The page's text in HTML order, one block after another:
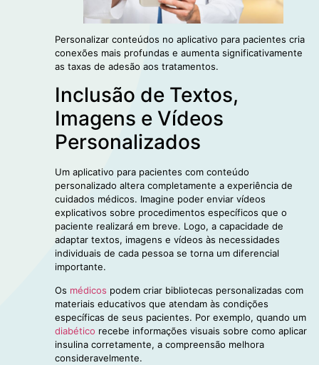
Personalizar conteúdos no aplicativo para pacientes cria
conexões mais profundas e aumenta significativamente
as taxas de adesão aos tratamentos.
Inclusão de Textos,
Imagens e Vídeos
Personalizados
Um aplicativo para pacientes com conteúdo
personalizado altera completamente a experiência de
cuidados médicos. Imagine poder enviar vídeos
explicativos sobre procedimentos específicos que o
paciente realizará em breve. Logo, a capacidade de
adaptar textos, imagens e vídeos às necessidades
individuais de cada pessoa se torna um diferencial
importante.
Os médicos podem criar bibliotecas personalizadas com
materiais educativos que atendam às condições
específicas de seus pacientes. Por exemplo, quando um
diabético recebe informações visuais sobre como aplicar
insulina corretamente, a compreensão melhora
consideravelmente.